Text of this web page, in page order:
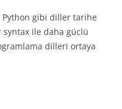
Python gibi diller tarihe
ile daha güclü
dilleri ortaya